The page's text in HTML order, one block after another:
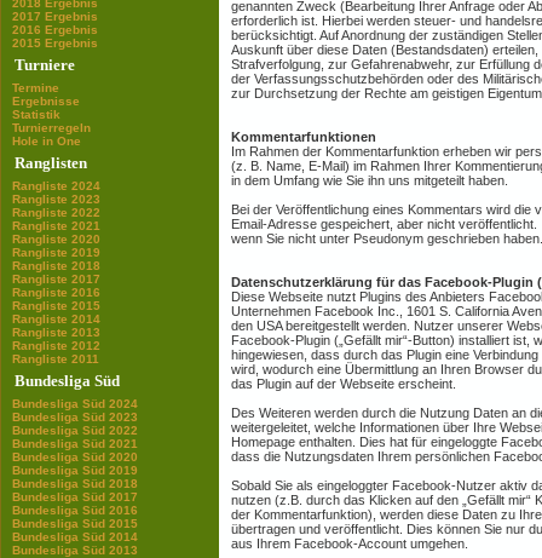
2018 Ergebnis
2017 Ergebnis
2016 Ergebnis
2015 Ergebnis
Turniere
Termine
Ergebnisse
Statistik
Turnierregeln
Hole in One
Ranglisten
Rangliste 2024
Rangliste 2023
Rangliste 2022
Rangliste 2021
Rangliste 2020
Rangliste 2019
Rangliste 2018
Rangliste 2017
Rangliste 2016
Rangliste 2015
Rangliste 2014
Rangliste 2013
Rangliste 2012
Rangliste 2011
Bundesliga Süd
Bundesliga Süd 2024
Bundesliga Süd 2023
Bundesliga Süd 2022
Bundesliga Süd 2021
Bundesliga Süd 2020
Bundesliga Süd 2019
Bundesliga Süd 2018
Bundesliga Süd 2017
Bundesliga Süd 2016
Bundesliga Süd 2015
Bundesliga Süd 2014
Bundesliga Süd 2013
genannten Zweck (Bearbeitung Ihrer Anfrage oder
erforderlich ist. Hierbei werden steuer- und
berücksichtigt. Auf Anordnung der zuständigen
Auskunft über diese Daten (Bestandsdaten)
Strafverfolgung, zur Gefahrenabwehr, zur Erfüllung
der Verfassungsschutzbehörden oder des
zur Durchsetzung der Rechte am geistigen
Kommentarfunktionen
Im Rahmen der Kommentarfunktion erheben wir
(z. B. Name, E-Mail) im Rahmen Ihrer
in dem Umfang wie Sie ihn uns mitgeteilt haben.
Bei der Veröffentlichung eines Kommentars wird die
Email-Adresse gespeichert, aber nicht
wenn Sie nicht unter Pseudonym geschrieben haben.
Datenschutzerklärung für das Facebook-Plugin
Diese Webseite nutzt Plugins des Anbieters
Unternehmen Facebook Inc., 1601 S. California
den USA bereitgestellt werden. Nutzer unserer
Facebook-Plugin („Gefällt mir“-Button) installiert ist,
hingewiesen, dass durch das Plugin eine
wird, wodurch eine Übermittlung an Ihren Browser
das Plugin auf der Webseite erscheint.
Des Weiteren werden durch die Nutzung Daten an
weitergeleitet, welche Informationen über Ihre
Homepage enthalten. Dies hat für eingeloggte
dass die Nutzungsdaten Ihrem persönlichen
Sobald Sie als eingeloggter Facebook-Nutzer aktiv
nutzen (z.B. durch das Klicken auf den „Gefällt mir“
der Kommentarfunktion), werden diese Daten zu
übertragen und veröffentlicht. Dies können Sie nur
aus Ihrem Facebook-Account umgehen.